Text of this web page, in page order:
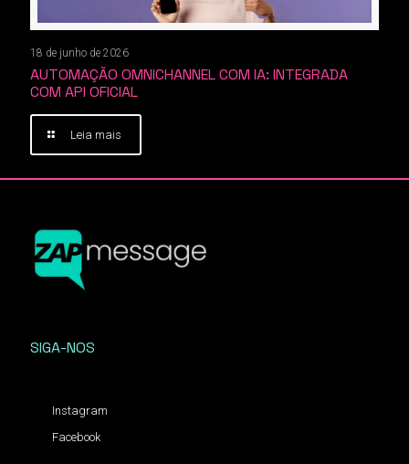
18 de junho de 2026
AUTOMAÇÃO OMNICHANNEL COM IA: INTEGRADA
COM API OFICIAL
Leia mais
SIGA-NOS
Instagram
Facebook